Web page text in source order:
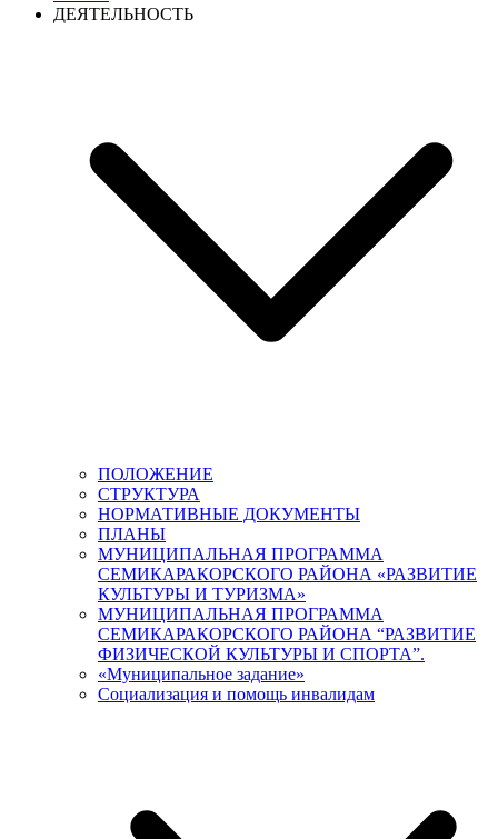
ДЕЯТЕЛЬНОСТЬ
ПОЛОЖЕНИЕ
СТРУКТУРА
НОРМАТИВНЫЕ ДОКУМЕНТЫ
ПЛАНЫ
МУНИЦИПАЛЬНАЯ ПРОГРАММА
СЕМИКАРАКОРСКОГО РАЙОНА «РАЗВИТИЕ
КУЛЬТУРЫ И ТУРИЗМА»
МУНИЦИПАЛЬНАЯ ПРОГРАММА
СЕМИКАРАКОРСКОГО РАЙОНА “РАЗВИТИЕ
ФИЗИЧЕСКОЙ КУЛЬТУРЫ И СПОРТА”.
«Муниципальное задание»
Социализация и помощь инвалидам